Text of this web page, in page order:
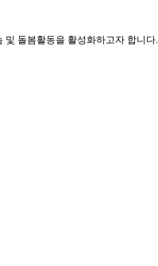
및 돌봄활동을 활성화하고자 합니다.